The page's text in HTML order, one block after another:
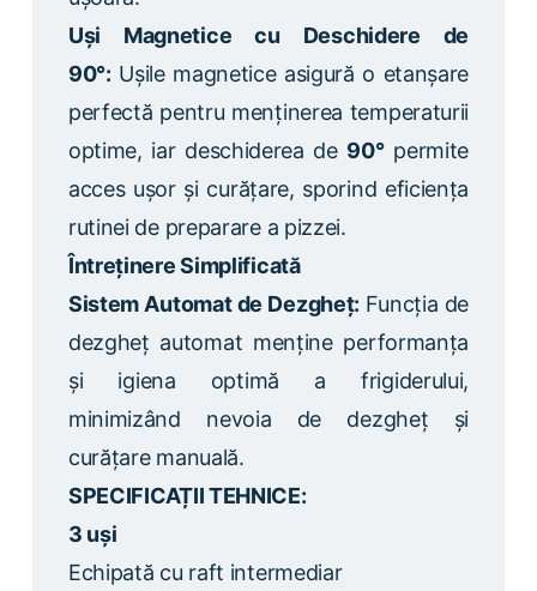
Uși Magnetice cu Deschidere de
90°: Ușile magnetice asigură o etanșare
perfectă pentru menținerea temperaturii
optime, iar deschiderea de 90°permite
acces ușor și curățare, sporind eficiența
rutinei de preparare a pizzei.
Întreținere Simplificată
Sistem Automat de Dezgheț: Funcția de
dezgheț automat menține performanța
și igiena optimă a frigiderului,
minimizând nevoia de dezgheț și
curățare manuală.
SPECIFICAȚII TEHNICE:
3 uși
Echipată cu raft intermediar